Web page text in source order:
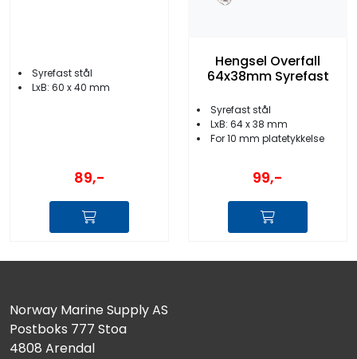
Syrefast stål
LxB: 60 x 40 mm
89,-
Hengsel Overfall
64x38mm Syrefast
Syrefast stål
LxB: 64 x 38 mm
For 10 mm platetykkelse
99,-
Norway Marine Supply AS
Postboks 777 Stoa
4808 Arendal